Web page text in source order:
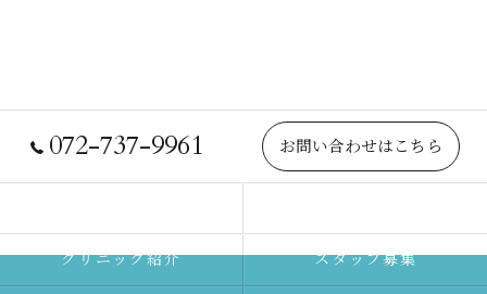
072-737-9961 お問い合わせはこちら
クリニック紹介 スタッフ募集